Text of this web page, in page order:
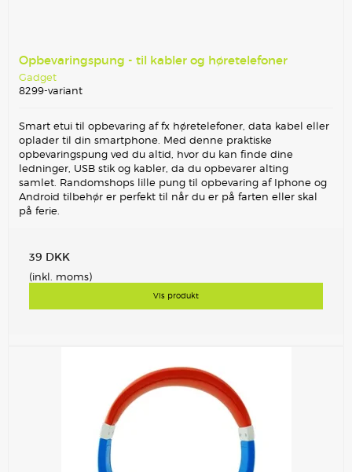
Opbevaringspung - til kabler og høretelefoner
Gadget
8299-variant
Smart etui til opbevaring af fx høretelefoner, data kabel eller
oplader til din smartphone. Med denne praktiske
opbevaringspung ved du altid, hvor du kan finde dine
ledninger, USB stik og kabler, da du opbevarer alting
samlet. Randomshops lille pung til opbevaring af Iphone og
Android tilbehør er perfekt til når du er på farten eller skal
på ferie.
39 DKK
(inkl. moms)
Vis produkt